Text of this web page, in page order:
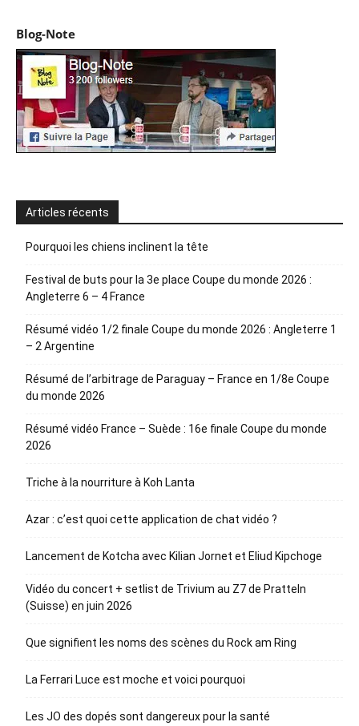
Blog-Note
Articles récents
Pourquoi les chiens inclinent la tête
Festival de buts pour la 3e place Coupe du monde 2026 :
Angleterre 6 – 4 France
Résumé vidéo 1/2 finale Coupe du monde 2026 : Angleterre 1
– 2 Argentine
Résumé de l’arbitrage de Paraguay – France en 1/8e Coupe
du monde 2026
Résumé vidéo France – Suède : 16e finale Coupe du monde
2026
Triche à la nourriture à Koh Lanta
Azar : c’est quoi cette application de chat vidéo ?
Lancement de Kotcha avec Kilian Jornet et Eliud Kipchoge
Vidéo du concert + setlist de Trivium au Z7 de Pratteln
(Suisse) en juin 2026
Que signifient les noms des scènes du Rock am Ring
La Ferrari Luce est moche et voici pourquoi
Les JO des dopés sont dangereux pour la santé